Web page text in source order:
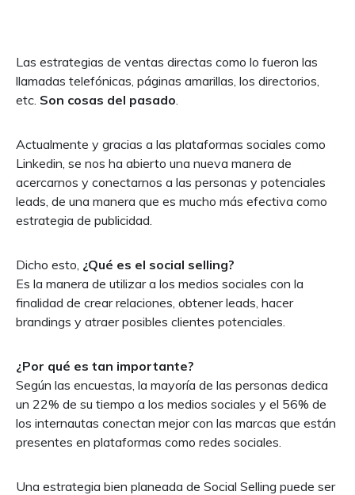
Las estrategias de ventas directas como lo fueron las
llamadas telefónicas, páginas amarillas, los directorios,
etc. Son cosas del pasado
Actualmente y gracias a las plataformas sociales como
Linkedin, se nos ha abierto una nueva manera de
acercarnos y conectarnos a las personas y potenciales
leads, de una manera que es mucho más efectiva como
estrategia de publicidad.
Dicho esto, ¿Qué es el social selling?
Es la manera de utilizar a los medios sociales con la
finalidad de crear relaciones, obtener leads, hacer
brandings y atraer posibles clientes potenciales.
¿Por qué es tan importante?
Según las encuestas, la mayoría de las personas dedica
un 22% de su tiempo a los medios sociales y el 56% de
los internautas conectan mejor con las marcas que están
presentes en plataformas como redes sociales.
Una estrategia bien planeada de Social Selling puede ser